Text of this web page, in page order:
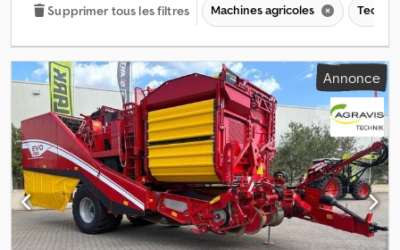
Supprimer tous les filtres Machines agricoles
Annonce